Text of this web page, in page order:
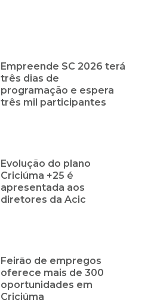
Empreende SC 2026 terá
três dias de
programação e espera
três mil participantes
Evolução do plano
Criciúma +25 é
apresentada aos
diretores da Acic
Feirão de empregos
oferece mais de 300
oportunidades em
Criciúma